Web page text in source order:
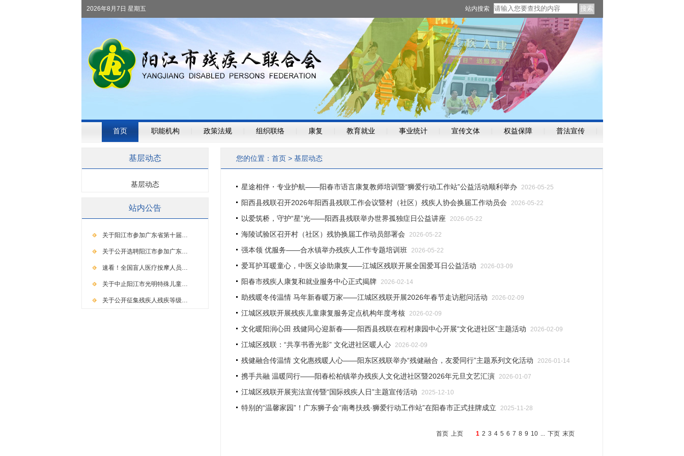
站内搜索
2026年8月7日 星期五
首页 职能机构 政策法规 组织联络 康复 教育就业 事业统计 宣传文体 权益保障 普法宣传
您的位置： 首页> 基层动态
星途相伴・专业护航——阳春市语言康复教师培训暨“狮爱行动工作站”公益活动顺利举办 2026-05-25
阳西县残联召开2026年阳西县残联工作会议暨村（社区）残疾人协会换届工作动员会 2026-05-22
以爱筑桥，守护“星”光——阳西县残联举办世界孤独症日公益讲座 2026-05-22
海陵试验区召开村（社区）残协换届工作动员部署会 2026-05-22
强本领 优服务——合水镇举办残疾人工作专题培训班 2026-05-22
爱耳护耳暖童心，中医义诊助康复——江城区残联开展全国爱耳日公益活动 2026-03-09
阳春市残疾人康复和就业服务中心正式揭牌 2026-02-14
助残暖冬传温情 马年新春暖万家——江城区残联开展2026年春节走访慰问活动 2026-02-09
江城区残联开展残疾儿童康复服务定点机构年度考核 2026-02-09
文化暖阳润心田 残健同心迎新春——阳西县残联在程村康园中心开展“文化进社区”主题活动 2026-02-09
江城区残联：“共享书香光影” 文化进社区暖人心 2026-02-09
残健融合传温情 文化惠残暖人心——阳东区残联举办“残健融合，友爱同行”主题系列文化活动 2026-01-14
携手共融 温暖同行——阳春松柏镇举办残疾人文化进社区暨2026年元旦文艺汇演 2026-01-07
江城区残联开展宪法宣传暨“国际残疾人日”主题宣传活动 2025-12-10
特别的“温馨家园”！广东狮子会“南粤扶残·狮爱行动工作站”在阳春市正式挂牌成立 2025-11-28
首页 上页 1 2 3 4 5 6 7 8 9 10 ... 下页 末页
基层动态
基层动态
站内公告
关于阳江市参加广东省第十届…
关于公开选聘阳江市参加广东…
速看！全国盲人医疗按摩人员…
关于中止阳江市光明特殊儿童…
关于公开征集残疾人残疾等级…